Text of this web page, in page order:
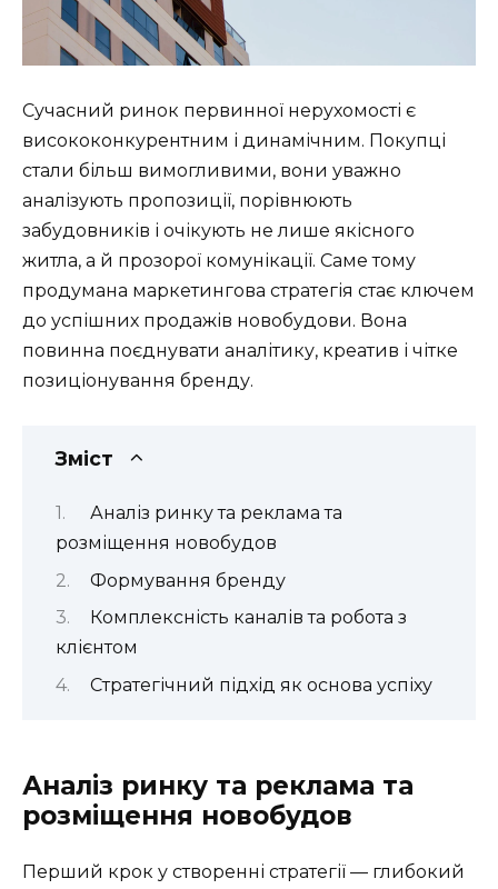
Сучасний ринок первинної нерухомості є
висококонкурентним і динамічним. Покупці
стали більш вимогливими, вони уважно
аналізують пропозиції, порівнюють
забудовників і очікують не лише якісного
житла, а й прозорої комунікації. Саме тому
продумана маркетингова стратегія стає ключем
до успішних продажів новобудови. Вона
повинна поєднувати аналітику, креатив і чітке
позиціонування бренду.
Зміст
Аналіз ринку та реклама та
розміщення новобудов
Формування бренду
Комплексність каналів та робота з
клієнтом
Стратегічний підхід як основа успіху
Аналіз ринку та реклама та
розміщення новобудов
Перший крок у створенні стратегії — глибокий